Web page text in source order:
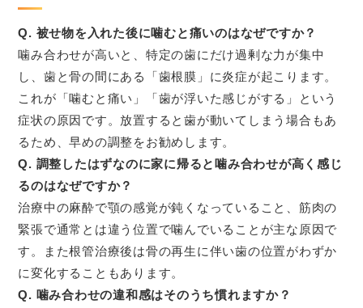
Q. 被せ物を入れた後に噛むと痛いのはなぜですか？
噛み合わせが高いと、特定の歯にだけ過剰な力が集中
し、歯と骨の間にある「歯根膜」に炎症が起こります。
これが「噛むと痛い」「歯が浮いた感じがする」という
症状の原因です。放置すると歯が動いてしまう場合もあ
るため、早めの調整をお勧めします。
Q. 調整したはずなのに家に帰ると噛み合わせが高く感じ
るのはなぜですか？
治療中の麻酔で顎の感覚が鈍くなっていること、筋肉の
緊張で通常とは違う位置で噛んでいることが主な原因で
す。また根管治療後は骨の再生に伴い歯の位置がわずか
に変化することもあります。
Q. 噛み合わせの違和感はそのうち慣れますか？